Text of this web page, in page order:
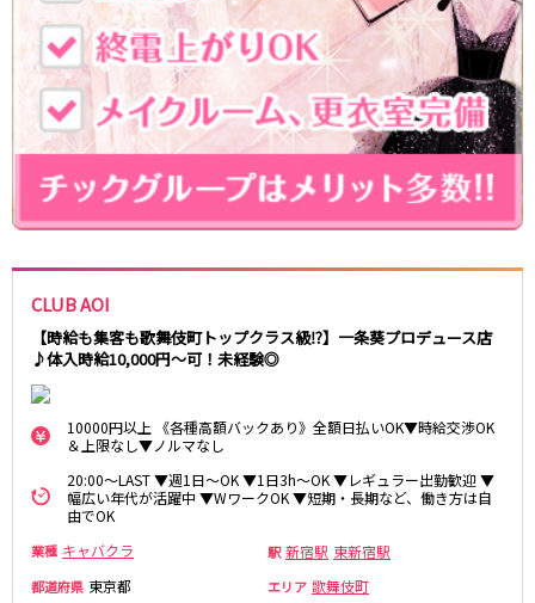
CLUB AOI
【時給も集客も歌舞伎町トップクラス級⁉】一条葵プロデュース店
♪体入時給10,000円～可！未経験◎
10000円以上 《各種高額バックあり》全額日払いOK▼時給交渉OK
＆上限なし▼ノルマなし
20:00～LAST ▼週1日～OK ▼1日3h～OK ▼レギュラー出勤歓迎 ▼
幅広い年代が活躍中 ▼WワークOK ▼短期・長期など、働き方は自
由でOK
業種 キャバクラ 駅 新宿駅 東新宿駅
都道府県 東京都 エリア 歌舞伎町
川越駅
十条駅
北赤羽駅
板橋駅
西武多摩湖線
国分寺駅 八坂駅
小田急小田原線
本厚木駅
厚木駅
相模大野駅
祖師ヶ谷大蔵駅
向ヶ丘遊園駅
登戸駅
成城学園前駅
小田原駅
豪徳寺駅
海老名駅
JR東海道本線
新橋駅
川崎駅
横浜駅
藤沢駅